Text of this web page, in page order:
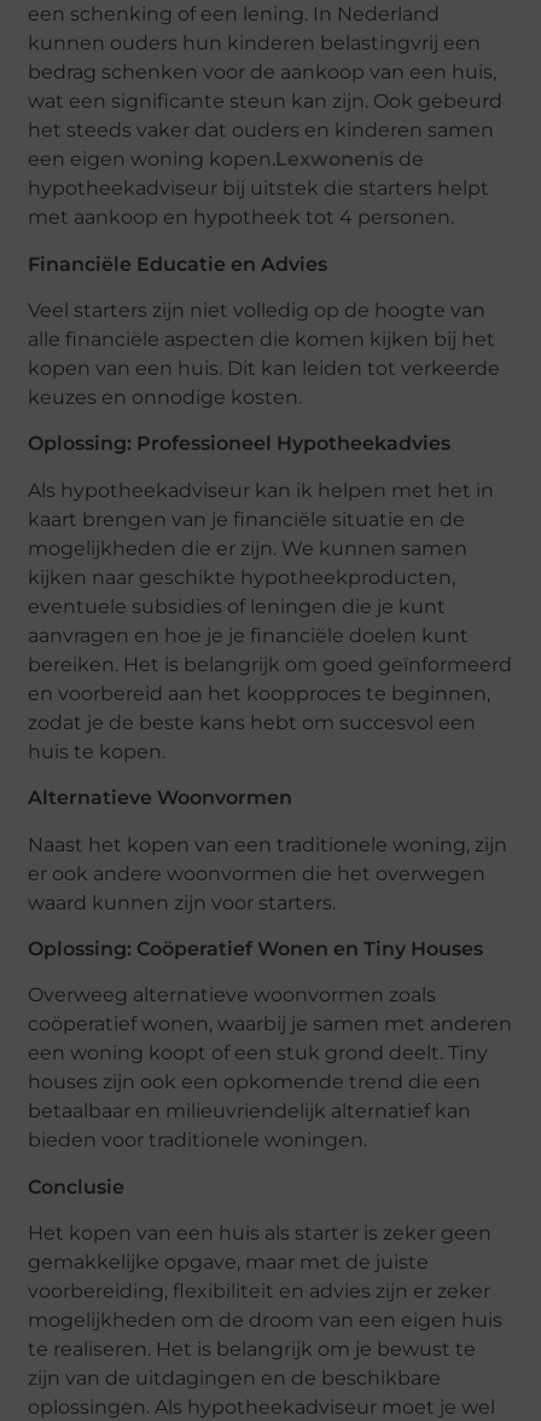
een schenking of een lening. In Nederland
kunnen ouders hun kinderen belastingvrij een
bedrag schenken voor de aankoop van een huis,
wat een significante steun kan zijn. Ook gebeurd
het steeds vaker dat ouders en kinderen samen
een eigen woning kopen.Lexwonenis de
hypotheekadviseur bij uitstek die starters helpt
met aankoop en hypotheek tot 4 personen.
Financiële Educatie en Advies
Veel starters zijn niet volledig op de hoogte van
alle financiële aspecten die komen kijken bij het
kopen van een huis. Dit kan leiden tot verkeerde
keuzes en onnodige kosten.
Oplossing: Professioneel Hypotheekadvies
Als hypotheekadviseur kan ik helpen met het in
kaart brengen van je financiële situatie en de
mogelijkheden die er zijn. We kunnen samen
kijken naar geschikte hypotheekproducten,
eventuele subsidies of leningen die je kunt
aanvragen en hoe je je financiële doelen kunt
bereiken. Het is belangrijk om goed geïnformeerd
en voorbereid aan het koopproces te beginnen,
zodat je de beste kans hebt om succesvol een
huis te kopen.
Alternatieve Woonvormen
Naast het kopen van een traditionele woning, zijn
er ook andere woonvormen die het overwegen
waard kunnen zijn voor starters.
Oplossing: Coöperatief Wonen en Tiny Houses
Overweeg alternatieve woonvormen zoals
coöperatief wonen, waarbij je samen met anderen
een woning koopt of een stuk grond deelt. Tiny
houses zijn ook een opkomende trend die een
betaalbaar en milieuvriendelijk alternatief kan
bieden voor traditionele woningen.
Conclusie
Het kopen van een huis als starter is zeker geen
gemakkelijke opgave, maar met de juiste
voorbereiding, flexibiliteit en advies zijn er zeker
mogelijkheden om de droom van een eigen huis
te realiseren. Het is belangrijk om je bewust te
zijn van de uitdagingen en de beschikbare
oplossingen. Als hypotheekadviseur moet je wel